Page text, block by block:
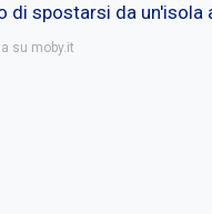
di spostarsi da un'isola
su moby.it